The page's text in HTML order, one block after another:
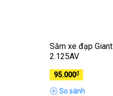
Săm xe đạp
2.125AV
95.000₫
So sánh